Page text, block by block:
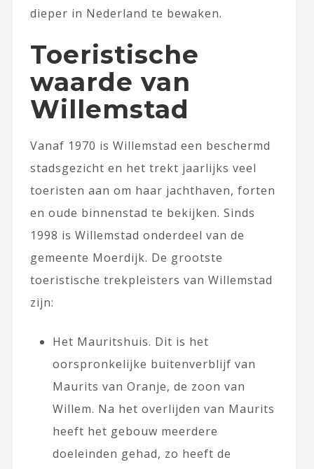
dieper in Nederland te bewaken.
Toeristische
waarde van
Willemstad
Vanaf 1970 is Willemstad een beschermd
stadsgezicht en het trekt jaarlijks veel
toeristen aan om haar jachthaven, forten
en oude binnenstad te bekijken. Sinds
1998 is Willemstad onderdeel van de
gemeente Moerdijk. De grootste
toeristische trekpleisters van Willemstad
zijn:
Het Mauritshuis. Dit is het
oorspronkelijke buitenverblijf van
Maurits van Oranje, de zoon van
Willem. Na het overlijden van Maurits
heeft het gebouw meerdere
doeleinden gehad, zo heeft de